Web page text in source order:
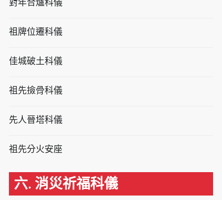
對年合爐科儀
祖牌位遷科儀
佳城破土科儀
祖先撿骨科儀
先人晉塔科儀
祖先分火安座
六. 消災祈福科儀